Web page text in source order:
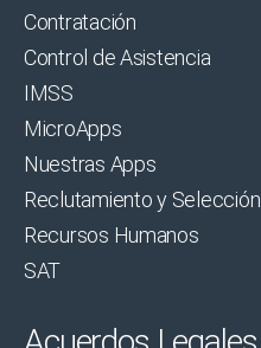
Contratación
Control de Asistencia
IMSS
MicroApps
Nuestras Apps
Reclutamiento y Selección
Recursos Humanos
SAT